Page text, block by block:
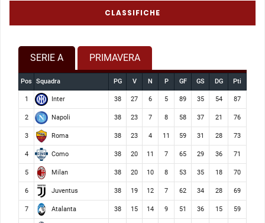
CLASSIFICHE
SERIE A PRIMAVERA
Pos Squadra PG V N P GF GS DG Pti
1 Inter 38 27 6 5 89 35 54 87
2 Napoli 38 23 7 8 58 37 21 76
3 Roma 38 23 4 11 59 31 28 73
4 Como 38 20 11 7 65 29 36 71
5 Milan 38 20 10 8 53 35 18 70
6 Juventus 38 19 12 7 62 34 28 69
7 Atalanta 38 15 14 9 51 36 15 59